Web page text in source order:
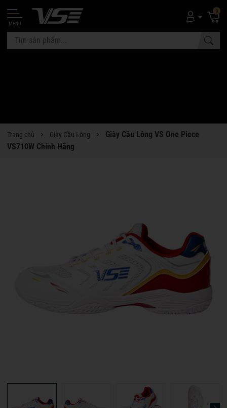
MENU
0
Trang chủ Giày Cầu Lông
Giày Cầu Lông VS One Piece
VS710W Chính Hãng